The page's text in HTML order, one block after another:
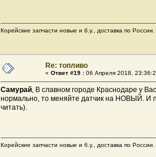
Корейские запчасти новые и б.у., доставка по
Re: топливо
« Ответ #19 : 06 Апреля 2018,
Самурай, В славном городе Краснодаре у
нормально, то меняйте датчик на НОВЫЙ. И
читать).
Корейские запчасти новые и б.у., доставка по